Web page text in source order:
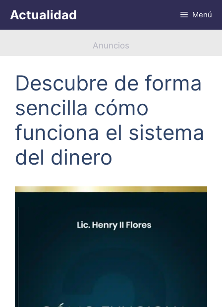
contenido
Actualidad Menú
Anuncios
Descubre de forma
sencilla cómo
funciona el sistema
del dinero